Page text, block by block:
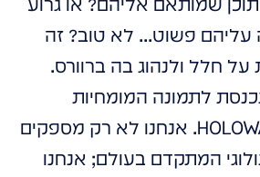
שמותאם אליהם? או גרוע
עליהם פשוט... לא טוב? זה
על חלל ולנהוג בה ברוורס.
לתמונה המומחיות
הייחודית של HOLOWAVE. אנחנו לא רק מספקים
המתקדם בעולם; אנחנו